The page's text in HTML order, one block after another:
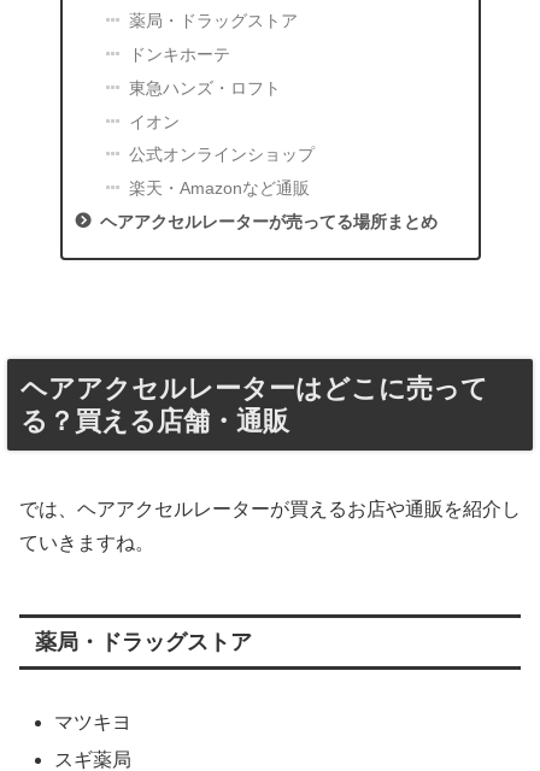
薬局・ドラッグストア
ドンキホーテ
東急ハンズ・ロフト
イオン
公式オンラインショップ
楽天・Amazonなど通販
ヘアアクセルレーターが売ってる場所まとめ
ヘアアクセルレーターはどこに売って
る？買える店舗・通販
では、ヘアアクセルレーターが買えるお店や通販を紹介し
ていきますね。
薬局・ドラッグストア
マツキヨ
スギ薬局